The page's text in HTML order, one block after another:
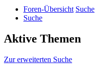
Foren-Übersicht Suche
Suche
Aktive Themen
Zur erweiterten Suche